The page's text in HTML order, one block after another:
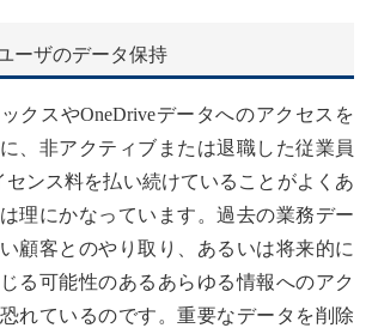
ーザのデータ保持
クスやOneDriveデータへのアクセスを
、非アクティブまたは退職した従業員
センス料を払い続けていることがよくあ
理にかなっています。過去の業務デー
顧客とのやり取り、あるいは将来的に
る可能性のあるあらゆる情報へのアク
れているのです。重要なデータを削除